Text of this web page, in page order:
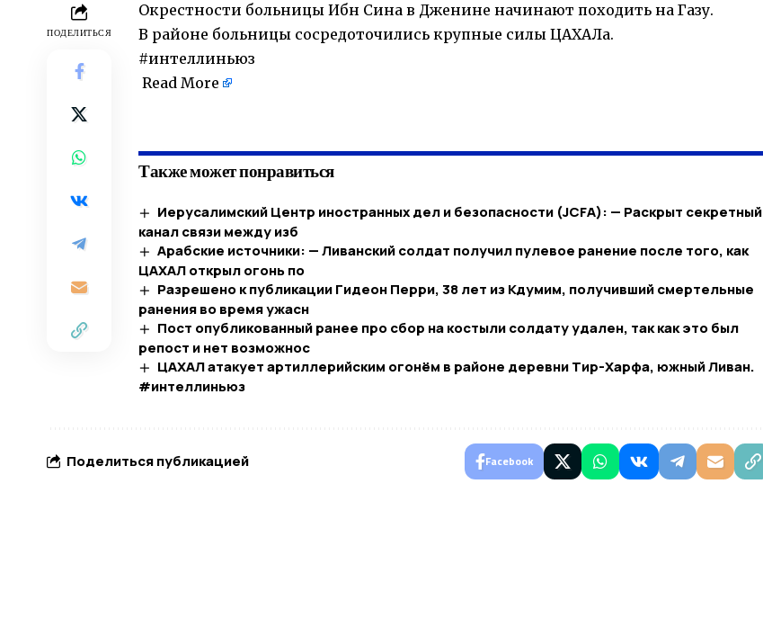
ПОДЕЛИТЬСЯ
Окрестности больницы Ибн Сина в Дженине начинают походить на Газу.
В районе больницы сосредоточились крупные силы ЦАХАЛа.
#интеллиньюз
Read More
Также может понравиться
Иерусалимский Центр иностранных дел и безопасности (JCFA): — Раскрыт секретный
канал связи между изб
Арабские источники: — Ливанский солдат получил пулевое ранение после того, как
ЦАХАЛ открыл огонь по
Разрешено к публикации Гидеон Перри, 38 лет из Кдумим, получивший смертельные
ранения во время ужасн
Пост опубликованный ранее про сбор на костыли солдату удален, так как это был
репост и нет возможнос
ЦАХАЛ атакует артиллерийским огонём в районе деревни Тир-Харфа, южный Ливан.
#интеллиньюз
Поделиться публикацией Facebook